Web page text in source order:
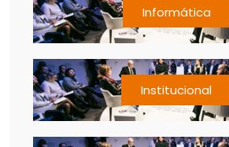
Informática
Institucional